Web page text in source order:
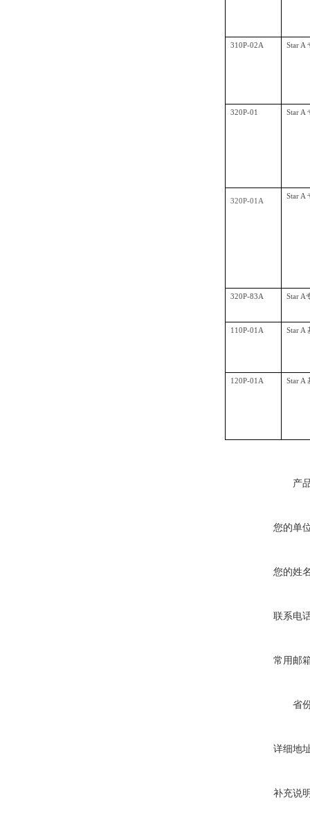
310P-02A Star A
320P-01 Star A
320P-01A
Star A
320P-83A Star A
110P-01A Star A
120P-01A Star A
产
您的单
您的姓
联系电
常用邮
省
详细地
补充说